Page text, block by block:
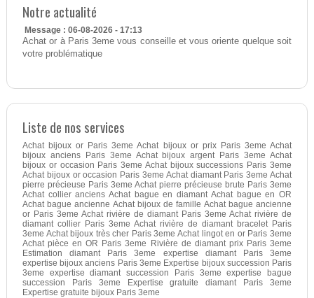
Notre actualité
Message : 06-08-2026 - 17:13
Achat or à Paris 3eme vous conseille et vous oriente quelque soit
votre problématique
Liste de nos services
Achat bijoux or Paris 3eme Achat bijoux or prix Paris 3eme Achat
bijoux anciens Paris 3eme Achat bijoux argent Paris 3eme Achat
bijoux or occasion Paris 3eme Achat bijoux successions Paris 3eme
Achat bijoux or occasion Paris 3eme Achat diamant Paris 3eme Achat
pierre précieuse Paris 3eme Achat pierre précieuse brute Paris 3eme
Achat collier anciens Achat bague en diamant Achat bague en OR
Achat bague ancienne Achat bijoux de famille Achat bague ancienne
or Paris 3eme Achat rivière de diamant Paris 3eme Achat rivière de
diamant collier Paris 3eme Achat rivière de diamant bracelet Paris
3eme Achat bijoux très cher Paris 3eme Achat lingot en or Paris 3eme
Achat pièce en OR Paris 3eme Rivière de diamant prix Paris 3eme
Estimation diamant Paris 3eme expertise diamant Paris 3eme
expertise bijoux anciens Paris 3eme Expertise bijoux succession Paris
3eme expertise diamant succession Paris 3eme expertise bague
succession Paris 3eme Expertise gratuite diamant Paris 3eme
Expertise gratuite bijoux Paris 3eme